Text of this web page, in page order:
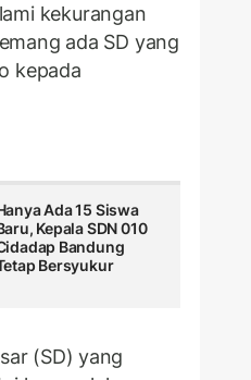
kekurangan
ada SD yang
kepada
Ada 15 Siswa
Kepala SDN 010
Bandung
Bersyukur
(SD) yang